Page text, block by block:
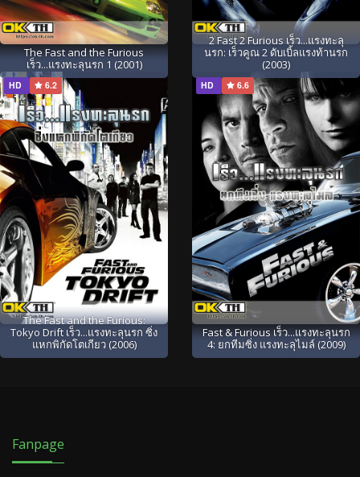
The Fast and the Furious
เร็ว...แรงทะลุนรก 1 (2001)
2 Fast 2 Furious เร็ว...แรงทะลุ
นรก: เร็วคูณ 2 ดับเบิ้ลแรงท้านรก
(2003)
HD 6.2
The Fast and the Furious:
Tokyo Drift เร็ว...แรงทะลุนรก ซิ่ง
แหกพิกัดโตเกียว (2006)
HD 6.6
Fast & Furious เร็ว...แรงทะลุนรก
4: ยกทีมซิ่ง แรงทะลุไมล์ (2009)
Fanpage